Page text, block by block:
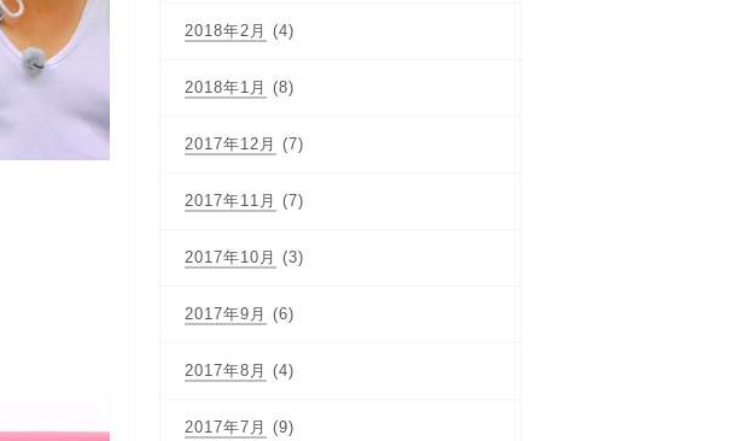
2018年2月 (4)
2018年1月 (8)
2017年12月 (7)
2017年11月 (7)
2017年10月 (3)
2017年9月 (6)
2017年8月 (4)
2017年7月 (9)